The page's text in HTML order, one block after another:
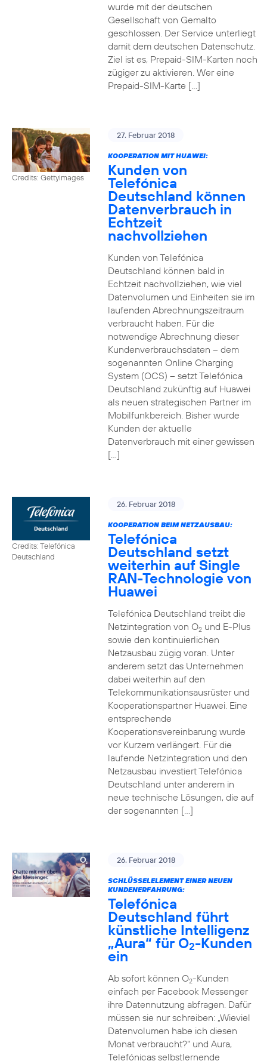
wurde mit der deutschen
Gesellschaft von Gemalto
geschlossen. Der Service unterliegt
damit dem deutschen Datenschutz.
Ziel ist es, Prepaid-SIM-Karten noch
zügiger zu aktivieren. Wer eine
Prepaid-SIM-Karte […]
Credits: Gettyimages
27. Februar 2018
KOOPERATION MIT HUAWEI:
Kunden von
Telefónica
Deutschland können
Datenverbrauch in
Echtzeit
nachvollziehen
Kunden von Telefónica
Deutschland können bald in
Echtzeit nachvollziehen, wie viel
Datenvolumen und Einheiten sie im
laufenden Abrechnungszeitraum
verbraucht haben. Für die
notwendige Abrechnung dieser
Kundenverbrauchsdaten – dem
sogenannten Online Charging
System (OCS) – setzt Telefónica
Deutschland zukünftig auf Huawei
als neuen strategischen Partner im
Mobilfunkbereich. Bisher wurde
Kunden der aktuelle
Datenverbrauch mit einer gewissen
[…]
Credits: Telefónica
Deutschland
26. Februar 2018
KOOPERATION BEIM NETZAUSBAU:
Telefónica
Deutschland setzt
weiterhin auf Single
RAN-Technologie von
Huawei
Telefónica Deutschland treibt die
Netzintegration von O2und E-Plus
sowie den kontinuierlichen
Netzausbau zügig voran. Unter
anderem setzt das Unternehmen
dabei weiterhin auf den
Telekommunikationsausrüster und
Kooperationspartner Huawei. Eine
entsprechende
Kooperationsvereinbarung wurde
vor Kurzem verlängert. Für die
laufende Netzintegration und den
Netzausbau investiert Telefónica
Deutschland unter anderem in
neue technische Lösungen, die auf
der sogenannten […]
26. Februar 2018
SCHLÜSSELELEMENT EINER NEUEN
KUNDENERFAHRUNG:
Telefónica
Deutschland führt
künstliche Intelligenz
„Aura“ für O2-Kunden
ein
Ab sofort können O2-Kunden
einfach per Facebook Messenger
ihre Datennutzung abfragen. Dafür
müssen sie nur schreiben: „Wieviel
Datenvolumen habe ich diesen
Monat verbraucht?“ und Aura,
Telefónicas selbstlernende